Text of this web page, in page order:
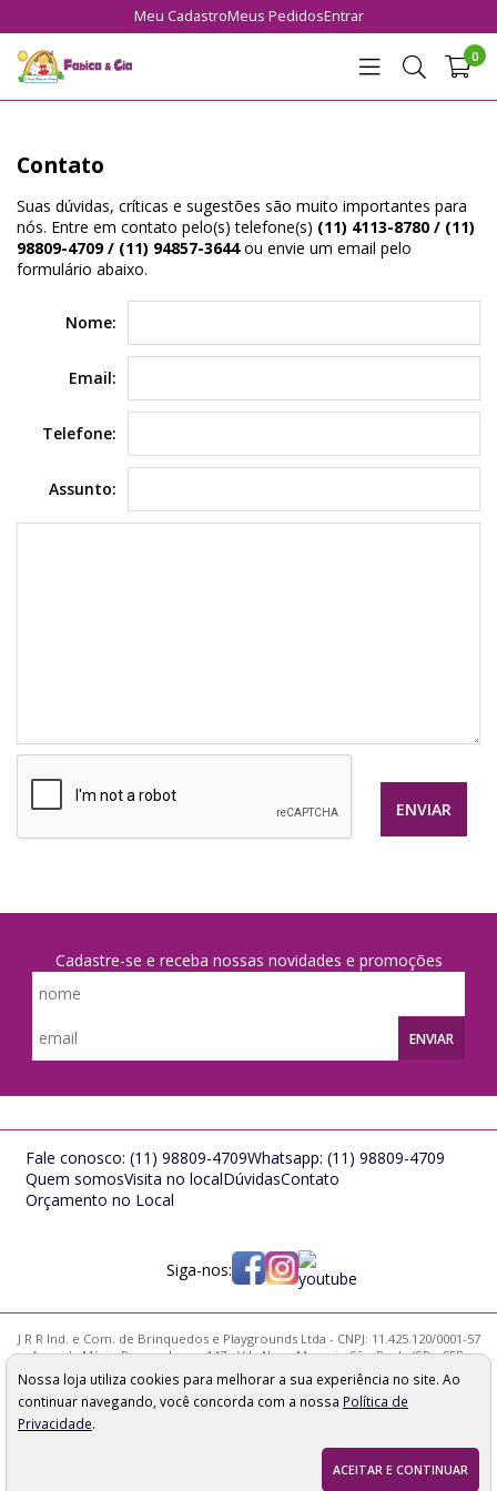
Meu CadastroMeus PedidosEntrar
0
Contato
Suas dúvidas, críticas e sugestões são muito importantes para
nós. Entre em contato pelo(s) telefone(s) (11) 4113-8780 / (11)
98809-4709 / (11) 94857-3644ou envie um email pelo
formulário abaixo.
Nome:
Email:
Telefone:
Assunto:
ENVIAR
Cadastre-se e receba nossas novidades e promoções
ENVIAR
Fale conosco: (11) 98809-4709Whatsapp: (11) 98809-4709
Quem somosVisita no localDúvidasContato
Orçamento no Local
Siga-nos:
J R R Ind. e Com. de Brinquedos e Playgrounds Ltda - CNPJ: 11.425.120/0001-57
Avenida Mário Pernambuco, 147 - Vila Nova Mazzei - São Paulo/SP - CEP:
02314-000
Os preços, quantidade em estoque e condições de pagamento
apresentados neste site não valem necessariamente para nossa loja física e
podem sofrer alterações sem prévia notificação. Imagens meramente
Nossa loja utiliza cookies para melhorar a sua experiência no site. Ao
continuar navegando, você concorda com a nossa Política de
Privacidade.
ACEITAR E CONTINUAR